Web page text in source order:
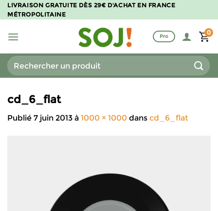
Passer
au
LIVRAISON GRATUITE DÈS 29€ D'ACHAT EN FRANCE
MÉTROPOLITAINE
Pro
0
Recherche
pour :
cd_6_flat
Publié 7 juin 2013 à 1000 × 1000 dans cd_6_flat